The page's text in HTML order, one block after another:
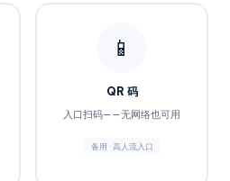
📱
QR 码
入口扫码——无网络也可用
备用 · 高人流入口